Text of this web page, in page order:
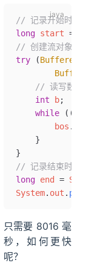
// 记录开始时间
long start =
// 创建流对象
try (
    // 读写数据
    int
b;
    while
((b
        bos
.
    }
}
// 记录结束时间
long end =
System. out .
只需要 8016 毫
秒，如何更快
呢？